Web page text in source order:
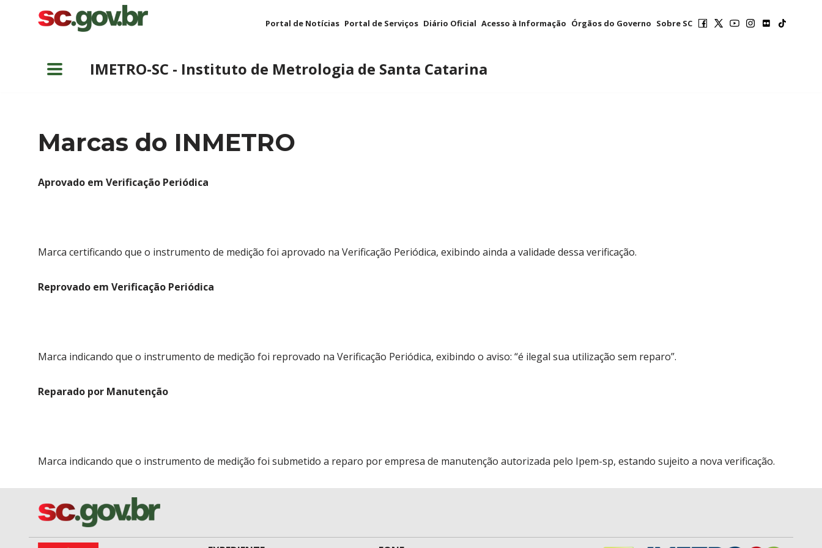
Portal de Notícias Portal de Serviços Diário Oficial Acesso à Informação Órgãos do Governo Sobre SC
IMETRO-SC - Instituto de Metrologia de Santa Catarina
Marcas do INMETRO
Aprovado em Verificação Periódica
Marca certificando que o instrumento de medição foi aprovado na Verificação Periódica, exibindo ainda a validade dessa verificação.
Reprovado em Verificação Periódica
Marca indicando que o instrumento de medição foi reprovado na Verificação Periódica, exibindo o aviso: “é ilegal sua utilização sem reparo”.
Reparado por Manutenção
Marca indicando que o instrumento de medição foi submetido a reparo por empresa de manutenção autorizada pelo Ipem-sp, estando sujeito a nova verificação.